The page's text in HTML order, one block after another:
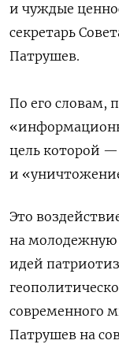
и чуждые
секретарь
Патрушев.
По его словам,
цель которой
и
Это
на молодежную
идей
современного
Патрушев на